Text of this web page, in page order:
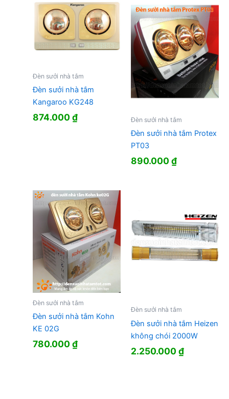
Đèn sưởi nhà tắm
Đèn sưởi nhà tắm
Kangaroo KG248
874.000₫ Đèn sưởi nhà tắm
Đèn sưởi nhà tắm Protex
PT03
890.000₫
Đèn sưởi nhà tắm
Đèn sưởi nhà tắm Kohn
KE 02G
780.000₫
Đèn sưởi nhà tắm
Đèn sưởi nhà tắm Heizen
không chói 2000W
2.250.000₫